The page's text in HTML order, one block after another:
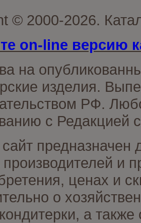
© 2000-2026.
on-line версию
на
изделия.
РФ.
с Редакцией
предназначен
производителей и
ценах и
о
а